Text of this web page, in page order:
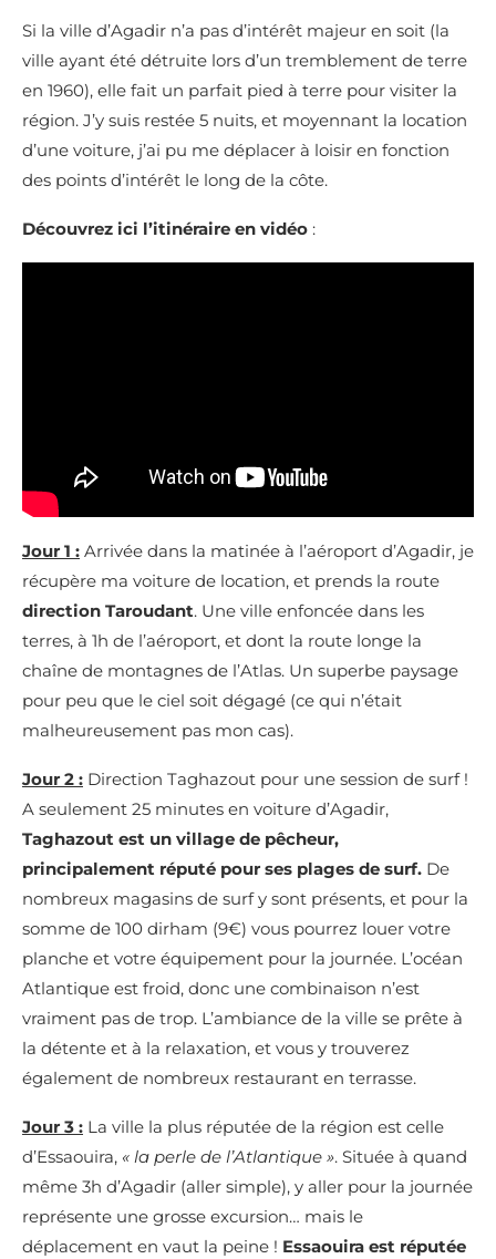
Si la ville d’Agadir n’a pas d’intérêt majeur en soit (la
ville ayant été détruite lors d’un tremblement de terre
en 1960), elle fait un parfait pied à terre pour visiter la
région. J’y suis restée 5 nuits, et moyennant la location
d’une voiture, j’ai pu me déplacer à loisir en fonction
des points d’intérêt le long de la côte.
Découvrez ici l’itinéraire en vidéo :
Jour 1 : Arrivée dans la matinée à l’aéroport d’Agadir, je
récupère ma voiture de location, et prends la route
direction Taroudant. Une ville enfoncée dans les
terres, à 1h de l’aéroport, et dont la route longe la
chaîne de montagnes de l’Atlas. Un superbe paysage
pour peu que le ciel soit dégagé (ce qui n’était
malheureusement pas mon cas).
Jour 2 : Direction Taghazout pour une session de surf !
A seulement 25 minutes en voiture d’Agadir,
Taghazout est un village de pêcheur,
principalement réputé pour ses plages de surf. De
nombreux magasins de surf y sont présents, et pour la
somme de 100 dirham (9€) vous pourrez louer votre
planche et votre équipement pour la journée. L’océan
Atlantique est froid, donc une combinaison n’est
vraiment pas de trop. L’ambiance de la ville se prête à
la détente et à la relaxation, et vous y trouverez
également de nombreux restaurant en terrasse.
Jour 3 : La ville la plus réputée de la région est celle
d’Essaouira, « la perle de l’Atlantique ». Située à quand
même 3h d’Agadir (aller simple), y aller pour la journée
représente une grosse excursion… mais le
déplacement en vaut la peine ! Essaouira est réputée